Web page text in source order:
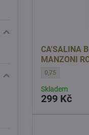
CA'SALINA
MANZONI
CA'SALINA
0,75
Skladem
299 Kč